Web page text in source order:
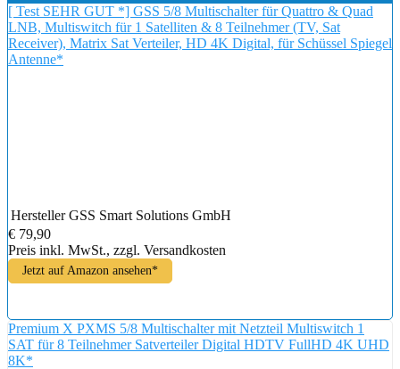
[ Test SEHR GUT *] GSS 5/8 Multischalter für Quattro & Quad
LNB, Multiswitch für 1 Satelliten & 8 Teilnehmer (TV, Sat
Receiver), Matrix Sat Verteiler, HD 4K Digital, für Schüssel Spiegel
Antenne*
Hersteller GSS Smart Solutions GmbH
€ 79,90
Preis inkl. MwSt., zzgl. Versandkosten
Jetzt auf Amazon ansehen*
Premium X PXMS 5/8 Multischalter mit Netzteil Multiswitch 1
SAT für 8 Teilnehmer Satverteiler Digital HDTV FullHD 4K UHD
8K*